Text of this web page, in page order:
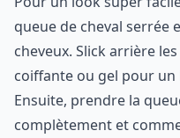
queue de cheval serrée
cheveux. Slick arrière
coiffante ou gel pour
Ensuite, prendre la
complètement et